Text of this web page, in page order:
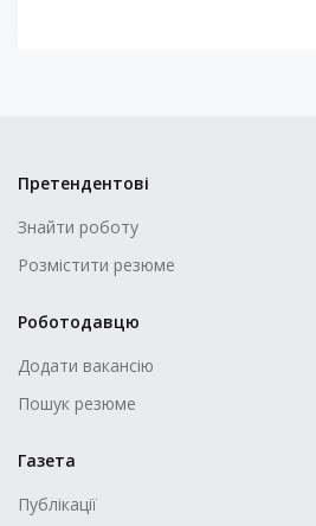
Претендентові
Знайти роботу
Розмістити резюме
Роботодавцю
Додати вакансію
Пошук резюме
Газета
Публікації